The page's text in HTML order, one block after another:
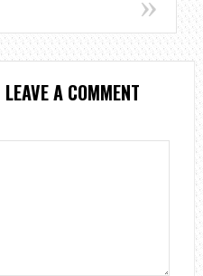
A COMMENT